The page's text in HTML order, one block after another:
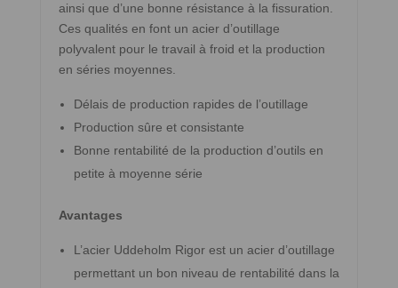
ainsi que d’une bonne résistance à la fissuration.
Ces qualités en font un acier d’outillage
polyvalent pour le travail à froid et la production
en séries moyennes.
Délais de production rapides de l’outillage
Production sûre et consistante
Bonne rentabilité de la production d’outils en
petite à moyenne série
Avantages
L’acier Uddeholm Rigor est un acier d’outillage
permettant un bon niveau de rentabilité dans la